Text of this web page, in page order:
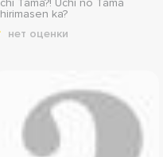
ka?
нет оценки